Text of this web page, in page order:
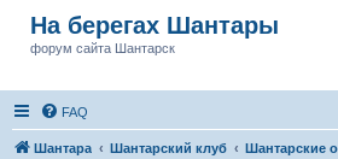
На берегах Шантары
форум сайта Шантарск
FAQ
Шантара Шантарский клуб Шантарские